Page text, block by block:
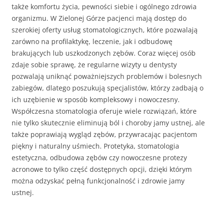
także komfortu życia, pewności siebie i ogólnego zdrowia
organizmu. W Zielonej Górze pacjenci mają dostęp do
szerokiej oferty usług stomatologicznych, które pozwalają
zarówno na profilaktykę, leczenie, jak i odbudowę
brakujących lub uszkodzonych zębów. Coraz więcej osób
zdaje sobie sprawę, że regularne wizyty u dentysty
pozwalają uniknąć poważniejszych problemów i bolesnych
zabiegów, dlatego poszukują specjalistów, którzy zadbają o
ich uzębienie w sposób kompleksowy i nowoczesny.
Współczesna stomatologia oferuje wiele rozwiązań, które
nie tylko skutecznie eliminują ból i choroby jamy ustnej, ale
także poprawiają wygląd zębów, przywracając pacjentom
piękny i naturalny uśmiech. Protetyka, stomatologia
estetyczna, odbudowa zębów czy nowoczesne protezy
acronowe to tylko część dostępnych opcji, dzięki którym
można odzyskać pełną funkcjonalność i zdrowie jamy
ustnej.